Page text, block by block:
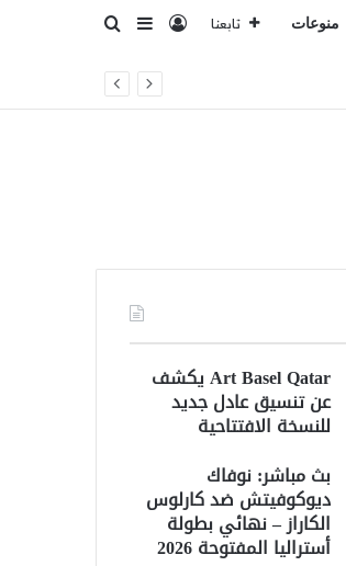
منوعات تابعنا تسجيل الدخول
إضافة عمود
بحث عن
Art Basel Qatar يكشف
عن تنسيق عادل جديد
للنسخة الافتتاحية
بث مباشر: نوفاك
ديوكوفيتش ضد كارلوس
الكاراز – نهائي بطولة
أستراليا المفتوحة 2026